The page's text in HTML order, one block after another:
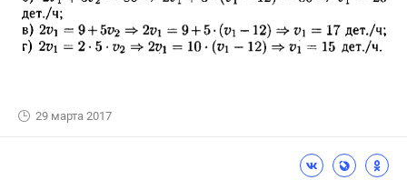
29 марта 2017